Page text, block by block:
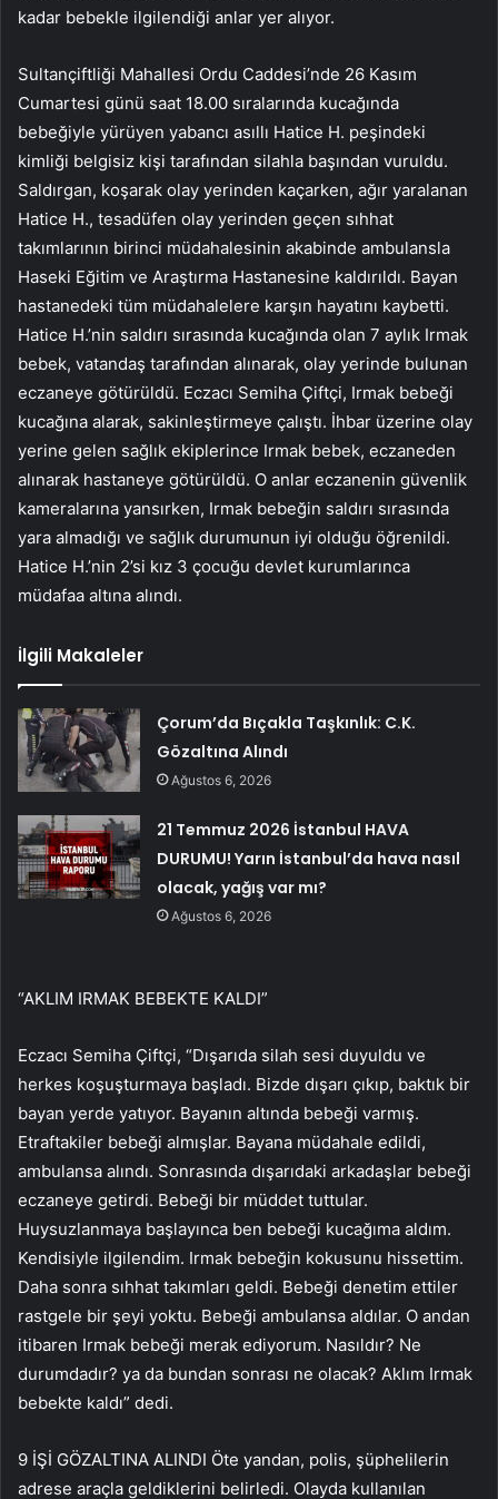
kadar bebekle ilgilendiği anlar yer alıyor.
Sultançiftliği Mahallesi Ordu Caddesi’nde 26 Kasım
Cumartesi günü saat 18.00 sıralarında kucağında
bebeğiyle yürüyen yabancı asıllı Hatice H. peşindeki
kimliği belgisiz kişi tarafından silahla başından vuruldu.
Saldırgan, koşarak olay yerinden kaçarken, ağır yaralanan
Hatice H., tesadüfen olay yerinden geçen sıhhat
takımlarının birinci müdahalesinin akabinde ambulansla
Haseki Eğitim ve Araştırma Hastanesine kaldırıldı. Bayan
hastanedeki tüm müdahalelere karşın hayatını kaybetti.
Hatice H.’nin saldırı sırasında kucağında olan 7 aylık Irmak
bebek, vatandaş tarafından alınarak, olay yerinde bulunan
eczaneye götürüldü. Eczacı Semiha Çiftçi, Irmak bebeği
kucağına alarak, sakinleştirmeye çalıştı. İhbar üzerine olay
yerine gelen sağlık ekiplerince Irmak bebek, eczaneden
alınarak hastaneye götürüldü. O anlar eczanenin güvenlik
kameralarına yansırken, Irmak bebeğin saldırı sırasında
yara almadığı ve sağlık durumunun iyi olduğu öğrenildi.
Hatice H.’nin 2’si kız 3 çocuğu devlet kurumlarınca
müdafaa altına alındı.
İlgili Makaleler
Çorum’da Bıçakla Taşkınlık: C.K.
Gözaltına Alındı
Ağustos 6, 2026
21 Temmuz 2026 İstanbul HAVA
DURUMU! Yarın İstanbul’da hava nasıl
olacak, yağış var mı?
Ağustos 6, 2026
“AKLIM IRMAK BEBEKTE KALDI”
Eczacı Semiha Çiftçi, “Dışarıda silah sesi duyuldu ve
herkes koşuşturmaya başladı. Bizde dışarı çıkıp, baktık bir
bayan yerde yatıyor. Bayanın altında bebeği varmış.
Etraftakiler bebeği almışlar. Bayana müdahale edildi,
ambulansa alındı. Sonrasında dışarıdaki arkadaşlar bebeği
eczaneye getirdi. Bebeği bir müddet tuttular.
Huysuzlanmaya başlayınca ben bebeği kucağıma aldım.
Kendisiyle ilgilendim. Irmak bebeğin kokusunu hissettim.
Daha sonra sıhhat takımları geldi. Bebeği denetim ettiler
rastgele bir şeyi yoktu. Bebeği ambulansa aldılar. O andan
itibaren Irmak bebeği merak ediyorum. Nasıldır? Ne
durumdadır? ya da bundan sonrası ne olacak? Aklım Irmak
bebekte kaldı” dedi.
9 İŞİ GÖZALTINA ALINDI Öte yandan, polis, şüphelilerin
adrese araçla geldiklerini belirledi. Olayda kullanılan